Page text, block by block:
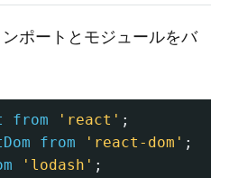
ポートとモジュールをバ
from 'react' ;
from 'react-dom' ;
'lodash' ;